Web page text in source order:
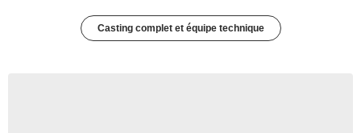
Casting complet et équipe technique